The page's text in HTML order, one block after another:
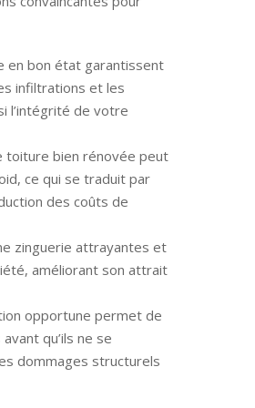
en bon état garantissent
infiltrations et les
l’intégrité de votre
toiture bien rénovée peut
ce qui se traduit par
des coûts de
zinguerie attrayantes et
améliorant son attrait
opportune permet de
qu’ils ne se
dommages structurels